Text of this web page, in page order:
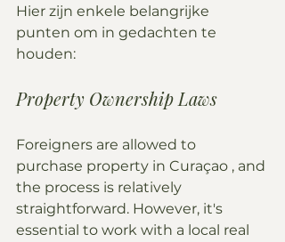
Hier zijn enkele belangrijke
punten om in gedachten te
houden:
Property Ownership Laws
Foreigners are allowed to
purchase property in Curaçao , and
the process is relatively
straightforward. However, it's
essential to work with a local real